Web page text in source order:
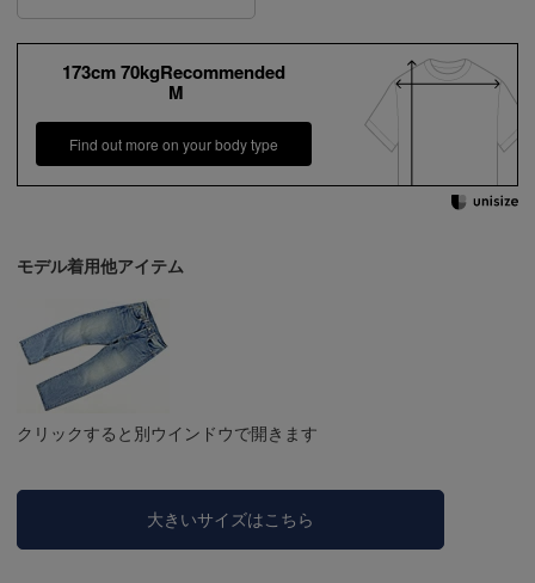
173cm 70kgRecommended
M
Find out more on your body type
モデル着用他アイテム
クリックすると別ウインドウで開きます
大きいサイズはこちら